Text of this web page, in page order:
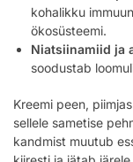
kohalikku
ökosüsteemi.
Niatsiinamiid ja
soodustab
Kreemi peen,
sellele sametise
kandmist muutub